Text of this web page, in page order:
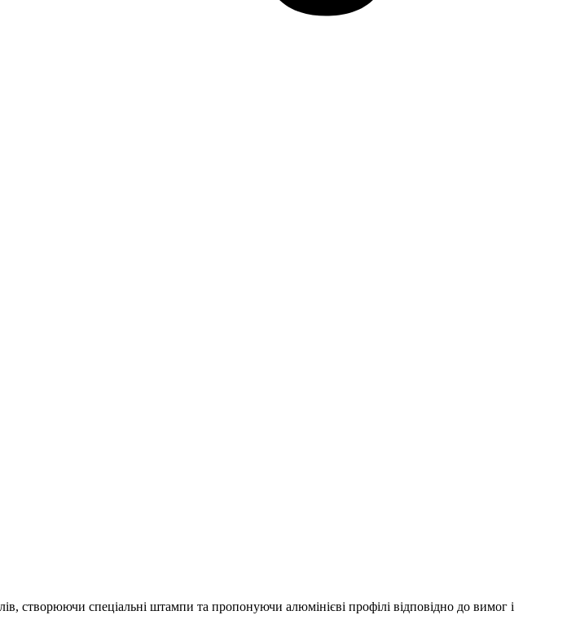
створюючи спеціальні штампи та пропонуючи алюмінієві профілі відповідно до вимог і